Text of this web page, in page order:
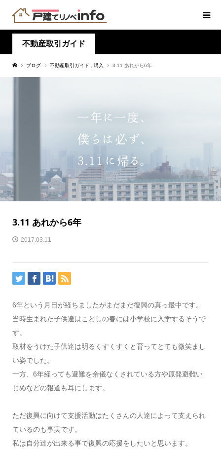
不動産取引ガイド
ブログ 不動産取引ガイド 購入 3.11 あれから6年
3.11 あれから6年
2017.03.11
6年という月日が経ちましたがまだまだ復興の真っ最中です。
当時生まれた子供達はことしの春には小学校に入学するそうで
す。
取材をうけた子供達は明るくすくすくと育ってとても微笑まし
い姿でした。
一方、6年経っても避難を余儀なくされている方や原発避難い
じめなどの報道も耳にします。
ただ復興に向けて支援活動はたくさんの人達によって支えられ
ているのも事実です。
私は自分達が出来る事で復興の応援をしたいと思います。